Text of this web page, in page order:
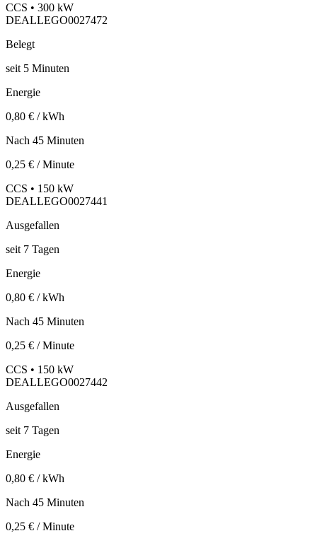
CCS • 300 kW
DEALLEGO0027472
Belegt
seit 5 Minuten
Energie
0,80 € / kWh
Nach 45 Minuten
0,25 € / Minute
CCS • 150 kW
DEALLEGO0027441
Ausgefallen
seit 7 Tagen
Energie
0,80 € / kWh
Nach 45 Minuten
0,25 € / Minute
CCS • 150 kW
DEALLEGO0027442
Ausgefallen
seit 7 Tagen
Energie
0,80 € / kWh
Nach 45 Minuten
0,25 € / Minute